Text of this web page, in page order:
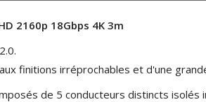
2160p 18Gbps 4K 3m
finitions irréprochables et d'une
de 5 conducteurs distincts isolés